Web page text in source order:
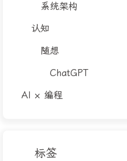
系统架构
认知
随想
ChatGPT
AI × 编程
标签